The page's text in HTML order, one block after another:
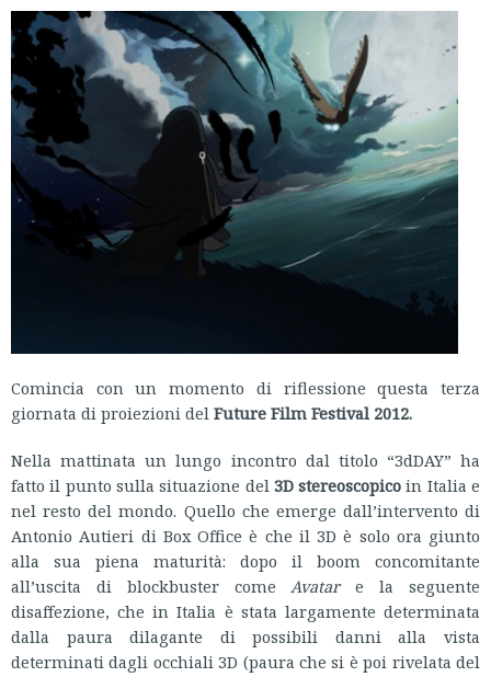
Comincia con un momento di riflessione questa terza
giornata di proiezioni del Future Film Festival 2012.
Nella mattinata un lungo incontro dal titolo “3dDAY” ha
fatto il punto sulla situazione del 3D stereoscopico in Italia e
nel resto del mondo. Quello che emerge dall’intervento di
Antonio Autieri di Box Office è che il 3D è solo ora giunto
alla sua piena maturità: dopo il boom concomitante
all’uscita di blockbuster come Avatare la seguente
disaffezione, che in Italia è stata largamente determinata
dalla paura dilagante di possibili danni alla vista
determinati dagli occhiali 3D (paura che si è poi rivelata del